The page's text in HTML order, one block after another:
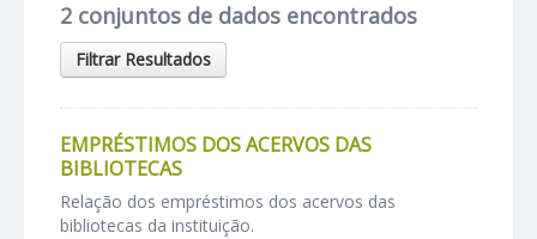
2 conjuntos de dados encontrados
Filtrar Resultados
EMPRÉSTIMOS DOS ACERVOS DAS
BIBLIOTECAS
Relação dos empréstimos dos acervos das
bibliotecas da instituição.